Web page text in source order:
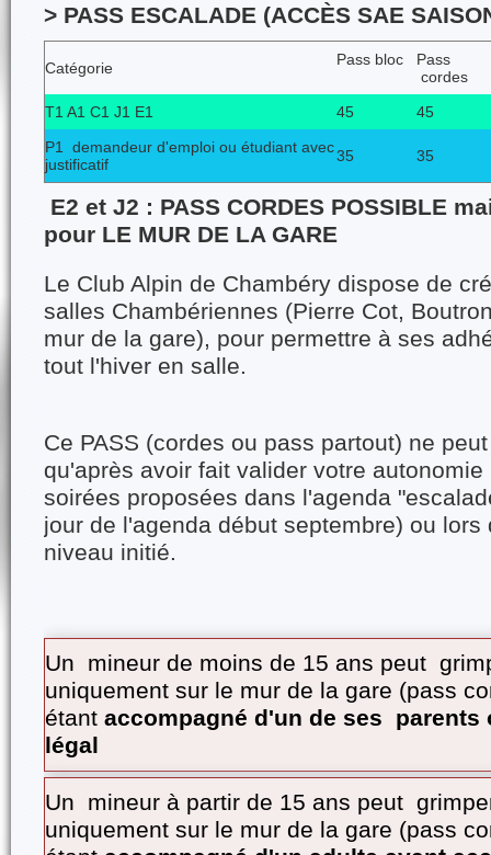
> PASS ESCALADE (ACCÈS SAE
Catégorie Pass bloc Pass
cordes
T1 A1 C1 J1 E1
45
45
P1 demandeur d'emploi ou étudiant avec
justificatif
35 35
E2 et J2 : PASS CORDES POSSIBLE
pour LE MUR DE LA GARE
Le Club Alpin de Chambéry dispose de
salles Chambériennes (Pierre Cot,
mur de la gare), pour permettre à ses
tout l'hiver en salle.
Ce PASS (cordes ou pass partout) ne
qu'après avoir fait valider votre
soirées proposées dans l'agenda
jour de l'agenda début septembre) ou lors
niveau initié.
Un mineur de moins de 15 ans peut
uniquement sur le mur de la gare (pass
étant accompagné d'un de ses parents
légal
Un mineur à partir de 15 ans peut
uniquement sur le mur de la gare (pass